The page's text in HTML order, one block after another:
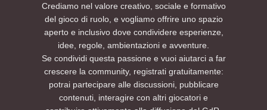
Crediamo nel valore creativo, sociale e formativo
del gioco di ruolo, e vogliamo offrire uno spazio
aperto e inclusivo dove condividere esperienze,
idee, regole, ambientazioni e avventure.
Se condividi questa passione e vuoi aiutarci a far
crescere la community, registrati gratuitamente:
potrai partecipare alle discussioni, pubblicare
contenuti, interagire con altri giocatori e